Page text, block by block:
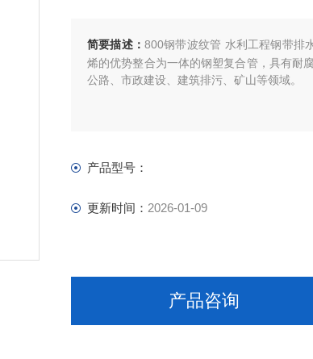
简要描述：800钢带波纹管 水利工程钢带排
烯的优势整合为一体的钢塑复合管，具有耐
公路、市政建设、建筑排污、矿山等领域。
产品型号：
更新时间： 2026-01-09
产品咨询